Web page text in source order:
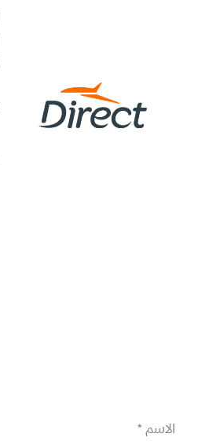
الاسم *